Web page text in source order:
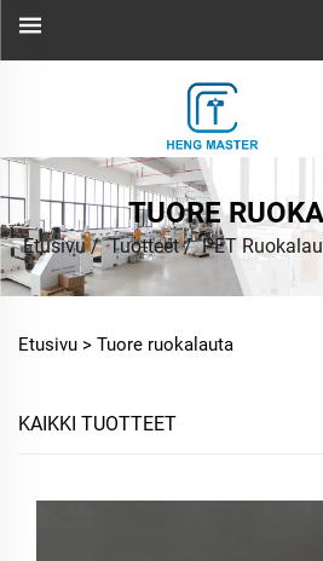
TUORE
Etusivu/Tuotteet/PET
Etusivu > Tuore ruokalauta
KAIKKI TUOTTEET